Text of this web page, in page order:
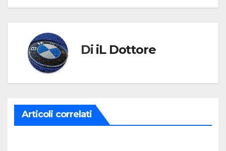
Di iL Dottore
Articoli correlati